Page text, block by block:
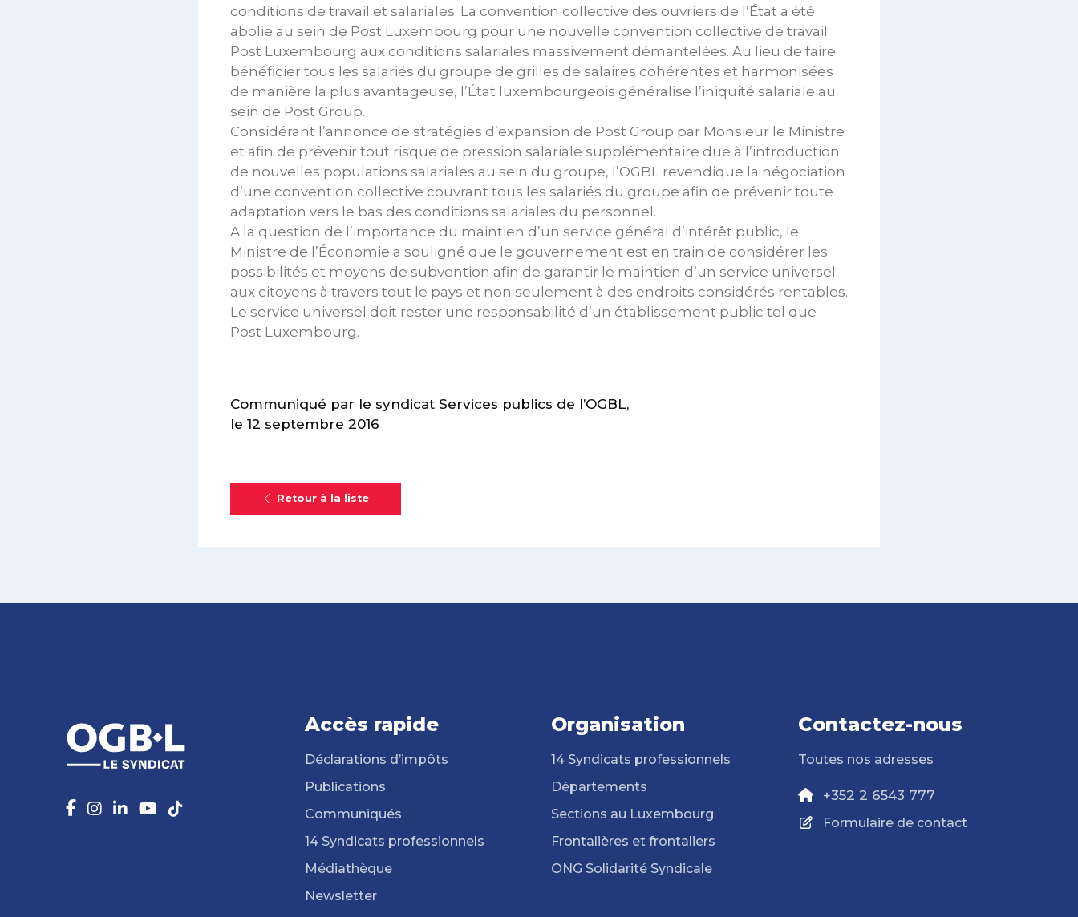
conditions de travail et salariales. La convention collective des ouvriers de l’État a été
abolie au sein de Post Luxembourg pour une nouvelle convention collective de travail
Post Luxembourg aux conditions salariales massivement démantelées. Au lieu de faire
bénéficier tous les salariés du groupe de grilles de salaires cohérentes et harmonisées
de manière la plus avantageuse, l’État luxembourgeois généralise l’iniquité salariale au
sein de Post Group.
Considérant l’annonce de stratégies d’expansion de Post Group par Monsieur le Ministre
et afin de prévenir tout risque de pression salariale supplémentaire due à l’introduction
de nouvelles populations salariales au sein du groupe, l’OGBL revendique la négociation
d’une convention collective couvrant tous les salariés du groupe afin de prévenir toute
adaptation vers le bas des conditions salariales du personnel.
A la question de l’importance du maintien d’un service général d’intérêt public, le
Ministre de l’Économie a souligné que le gouvernement est en train de considérer les
possibilités et moyens de subvention afin de garantir le maintien d’un service universel
aux citoyens à travers tout le pays et non seulement à des endroits considérés rentables.
Le service universel doit rester une responsabilité d’un établissement public tel que
Post Luxembourg.
Communiqué par le syndicat Services publics de l’OGBL,
le 12 septembre 2016
Retour à la liste
Accès rapide
Déclarations d’impôts
Publications
Communiqués
14 Syndicats professionnels
Médiathèque
Newsletter
Organisation
14 Syndicats professionnels
Départements
Sections au Luxembourg
Frontalières et frontaliers
ONG Solidarité Syndicale
Contactez-nous
Toutes nos adresses
+352 2 6543 777
Formulaire de contact